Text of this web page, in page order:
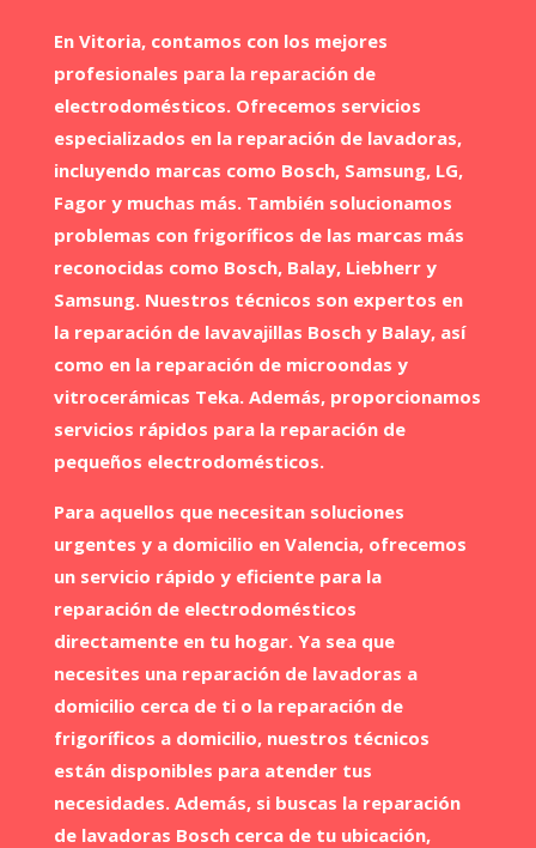
En Vitoria​, contamos con los mejores
profesionales para la reparación de
electrodomésticos. Ofrecemos servicios
especializados en la reparación de lavadoras,
incluyendo marcas como Bosch, Samsung, LG,
Fagor y muchas más. También solucionamos
problemas con frigoríficos de las marcas más
reconocidas como Bosch, Balay, Liebherr y
Samsung. Nuestros técnicos son expertos en
la reparación de lavavajillas Bosch y Balay, así
como en la reparación de microondas y
vitrocerámicas Teka. Además, proporcionamos
servicios rápidos para la reparación de
pequeños electrodomésticos.
Para aquellos que necesitan soluciones
urgentes y a domicilio en Valencia, ofrecemos
un servicio rápido y eficiente para la
reparación de electrodomésticos
directamente en tu hogar. Ya sea que
necesites una reparación de lavadoras a
domicilio cerca de ti o la reparación de
frigoríficos a domicilio, nuestros técnicos
están disponibles para atender tus
necesidades. Además, si buscas la reparación
de lavadoras Bosch cerca de tu ubicación,